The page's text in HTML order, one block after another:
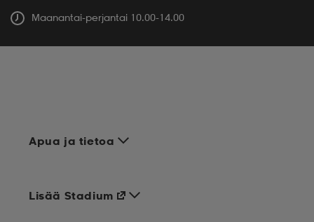
Maanantai-perjantai 10.00-14.00
Apua ja tietoa
Lisää Stadium